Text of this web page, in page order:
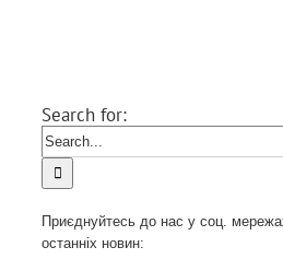
Search for:
Приєднуйтесь до нас у соц.
останніх новин: